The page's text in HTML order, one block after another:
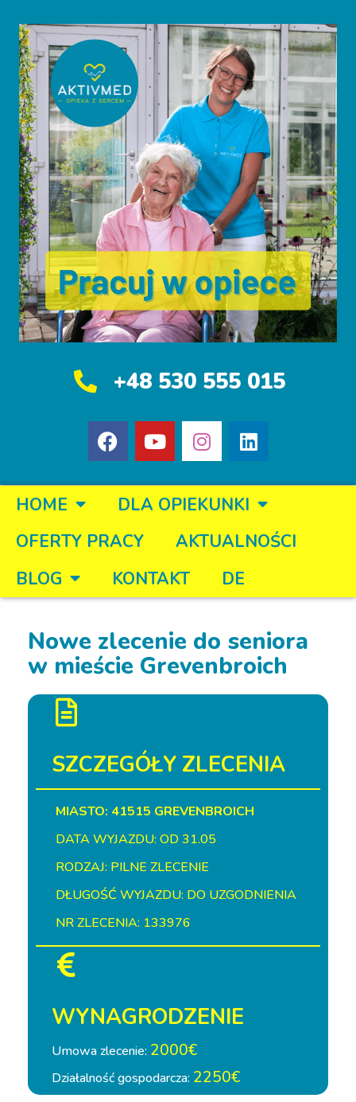
+48 530 555 015
HOME
DLA OPIEKUNKI
OFERTY PRACY
AKTUALNOŚCI
BLOG
KONTAKT DE
Nowe zlecenie do seniora
w mieście Grevenbroich
SZCZEGÓŁY ZLECENIA
MIASTO: 41515 GREVENBROICH
DATA WYJAZDU: OD 31.05
RODZAJ: PILNE ZLECENIE
DŁUGOŚĆ WYJAZDU: DO UZGODNIENIA
NR ZLECENIA: 133976
WYNAGRODZENIE
Umowa zlecenie: 2000€
Działalność gospodarcza: 2250€